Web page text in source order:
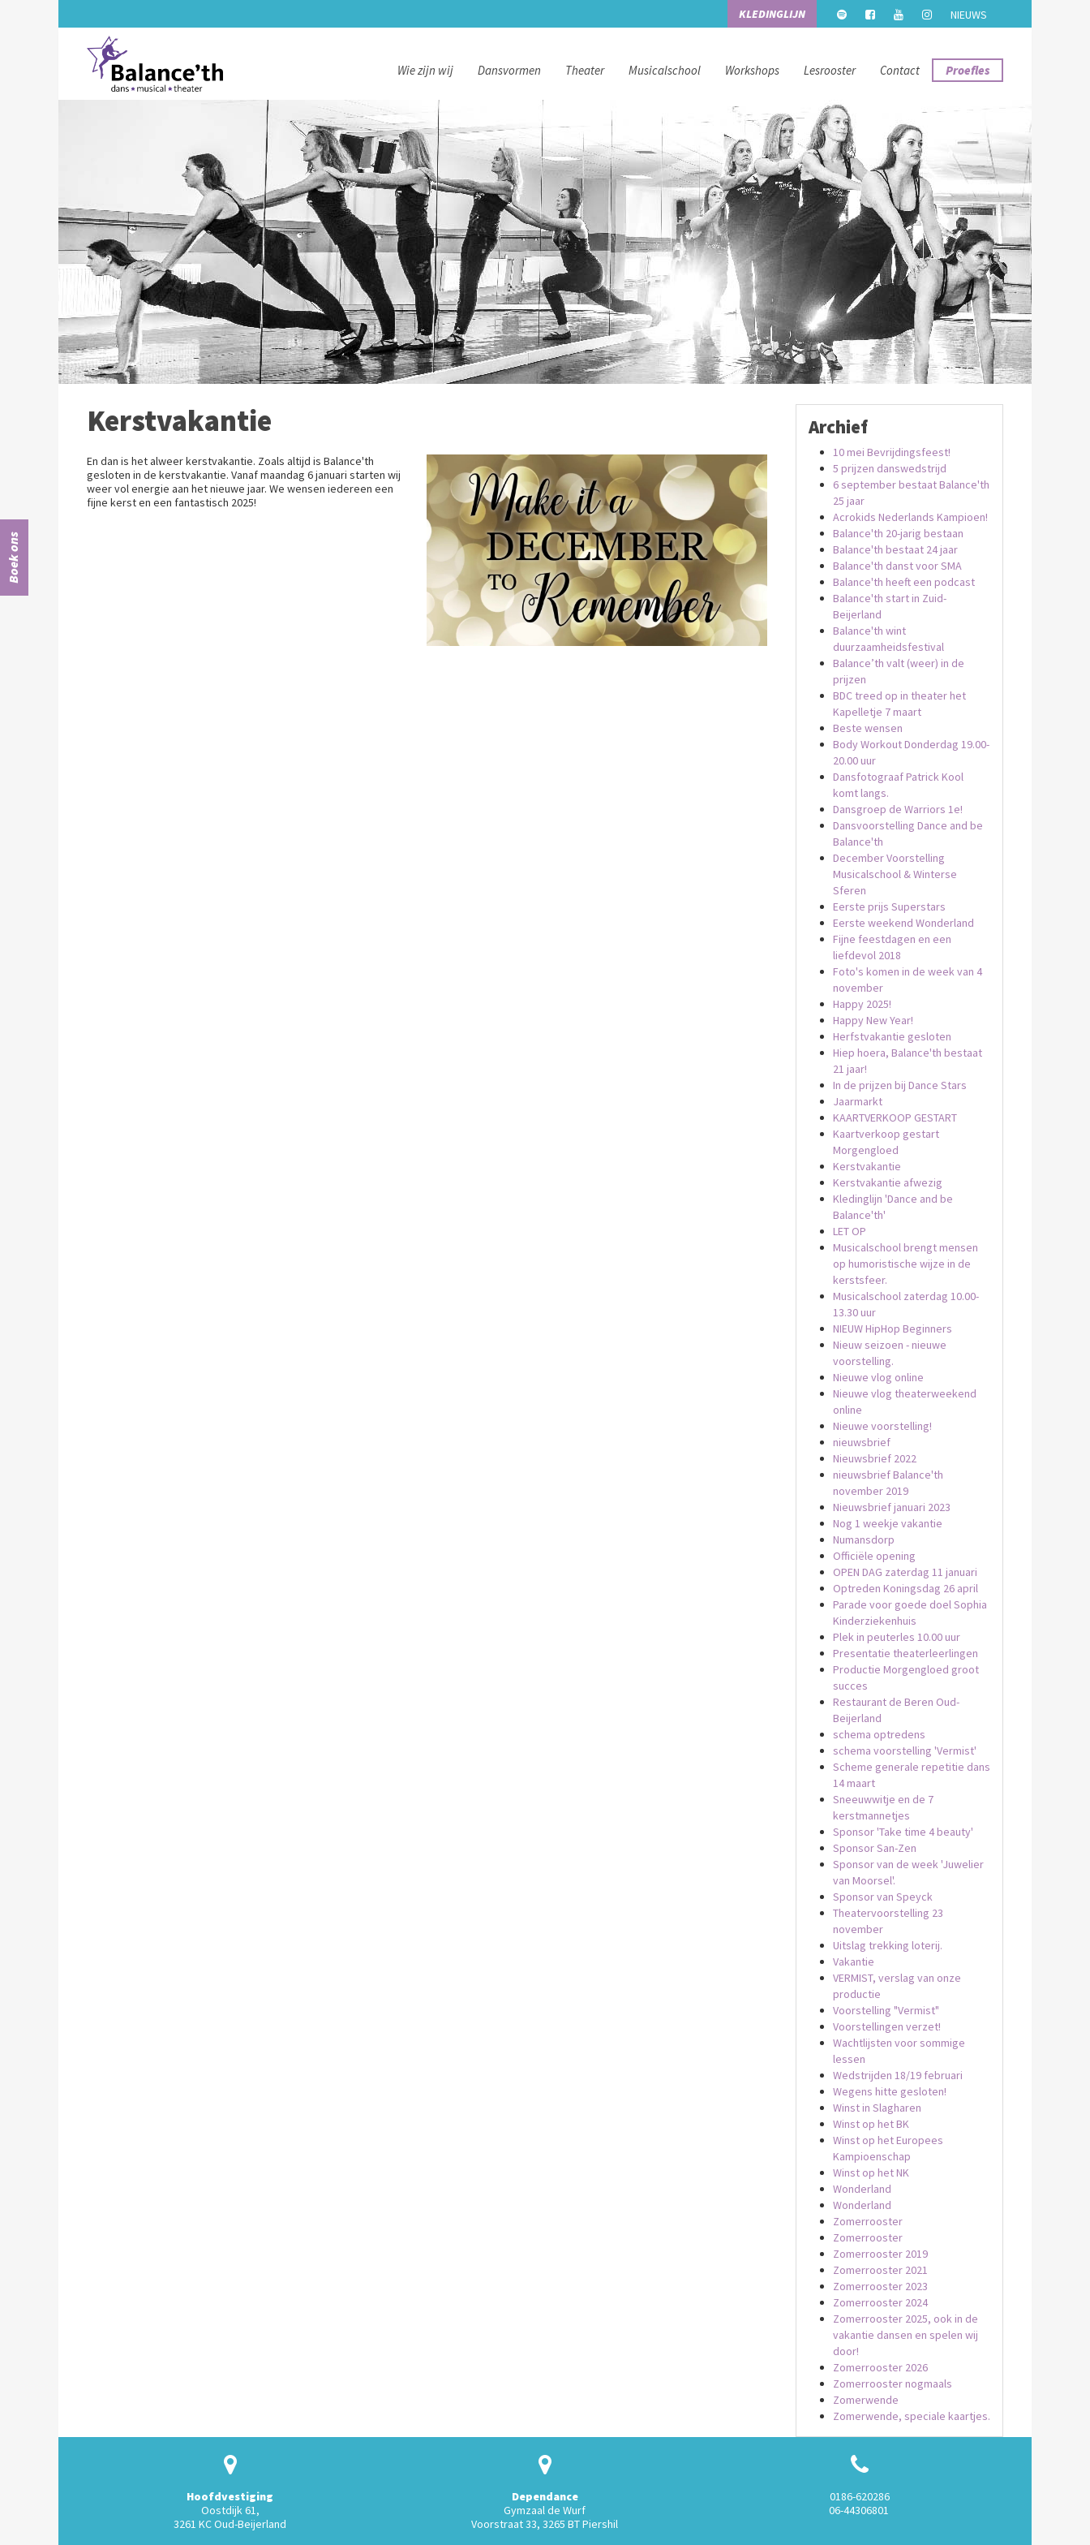
Boek ons
NIEUWS
KLEDINGLIJN
Wie zijn wij Dansvormen Theater Musicalschool Workshops Lesrooster Contact Proefles
Kerstvakantie
En dan is het alweer kerstvakantie. Zoals altijd is Balance'th
gesloten in de kerstvakantie. Vanaf maandag 6 januari starten wij
weer vol energie aan het nieuwe jaar. We wensen iedereen een
fijne kerst en een fantastisch 2025!
Archief
10 mei Bevrijdingsfeest!
5 prijzen danswedstrijd
6 september bestaat Balance'th
25 jaar
Acrokids Nederlands Kampioen!
Balance'th 20-jarig bestaan
Balance'th bestaat 24 jaar
Balance'th danst voor SMA
Balance'th heeft een podcast
Balance'th start in Zuid-
Beijerland
Balance'th wint
duurzaamheidsfestival
Balance’th valt (weer) in de
prijzen
BDC treed op in theater het
Kapelletje 7 maart
Beste wensen
Body Workout Donderdag 19.00-
20.00 uur
Dansfotograaf Patrick Kool
komt langs.
Dansgroep de Warriors 1e!
Dansvoorstelling Dance and be
Balance'th
December Voorstelling
Musicalschool & Winterse
Sferen
Eerste prijs Superstars
Eerste weekend Wonderland
Fijne feestdagen en een
liefdevol 2018
Foto's komen in de week van 4
november
Happy 2025!
Happy New Year!
Herfstvakantie gesloten
Hiep hoera, Balance'th bestaat
21 jaar!
In de prijzen bij Dance Stars
Jaarmarkt
KAARTVERKOOP GESTART
Kaartverkoop gestart
Morgengloed
Kerstvakantie
Kerstvakantie afwezig
Kledinglijn 'Dance and be
Balance'th'
LET OP
Musicalschool brengt mensen
op humoristische wijze in de
kerstsfeer.
Musicalschool zaterdag 10.00-
13.30 uur
NIEUW HipHop Beginners
Nieuw seizoen - nieuwe
voorstelling.
Nieuwe vlog online
Nieuwe vlog theaterweekend
online
Nieuwe voorstelling!
nieuwsbrief
Nieuwsbrief 2022
nieuwsbrief Balance'th
november 2019
Nieuwsbrief januari 2023
Nog 1 weekje vakantie
Numansdorp
Officiële opening
OPEN DAG zaterdag 11 januari
Optreden Koningsdag 26 april
Parade voor goede doel Sophia
Kinderziekenhuis
Plek in peuterles 10.00 uur
Presentatie theaterleerlingen
Productie Morgengloed groot
succes
Restaurant de Beren Oud-
Beijerland
schema optredens
schema voorstelling 'Vermist'
Scheme generale repetitie dans
14 maart
Sneeuwwitje en de 7
kerstmannetjes
Sponsor 'Take time 4 beauty'
Sponsor San-Zen
Sponsor van de week 'Juwelier
van Moorsel'.
Sponsor van Speyck
Theatervoorstelling 23
november
Uitslag trekking loterij.
Vakantie
VERMIST, verslag van onze
productie
Voorstelling "Vermist"
Voorstellingen verzet!
Wachtlijsten voor sommige
lessen
Wedstrijden 18/19 februari
Wegens hitte gesloten!
Winst in Slagharen
Winst op het BK
Winst op het Europees
Kampioenschap
Winst op het NK
Wonderland
Wonderland
Zomerrooster
Zomerrooster
Zomerrooster 2019
Zomerrooster 2021
Zomerrooster 2023
Zomerrooster 2024
Zomerrooster 2025, ook in de
vakantie dansen en spelen wij
door!
Zomerrooster 2026
Zomerrooster nogmaals
Zomerwende
Zomerwende, speciale kaartjes.
Hoofdvestiging
Oostdijk 61,
3261 KC Oud-Beijerland
Dependance
Gymzaal de Wurf
Voorstraat 33, 3265 BT Piershil
0186-620286
06-44306801